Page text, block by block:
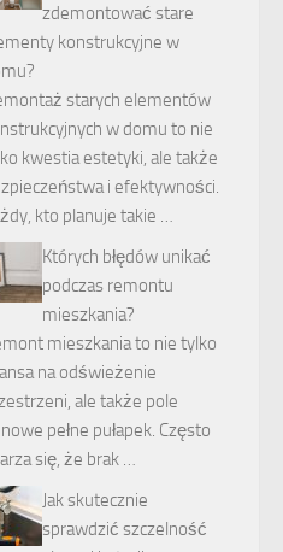
zdemontować stare
konstrukcyjne w
starych elementów
w domu to nie
kwestia estetyki, ale także
i efektywności.
kto planuje takie …
Których błędów unikać
podczas remontu
mieszkania?
mieszkania to nie tylko
na odświeżenie
ale także pole
pełne pułapek. Często
się, że brak …
Jak skutecznie
sprawdzić szczelność